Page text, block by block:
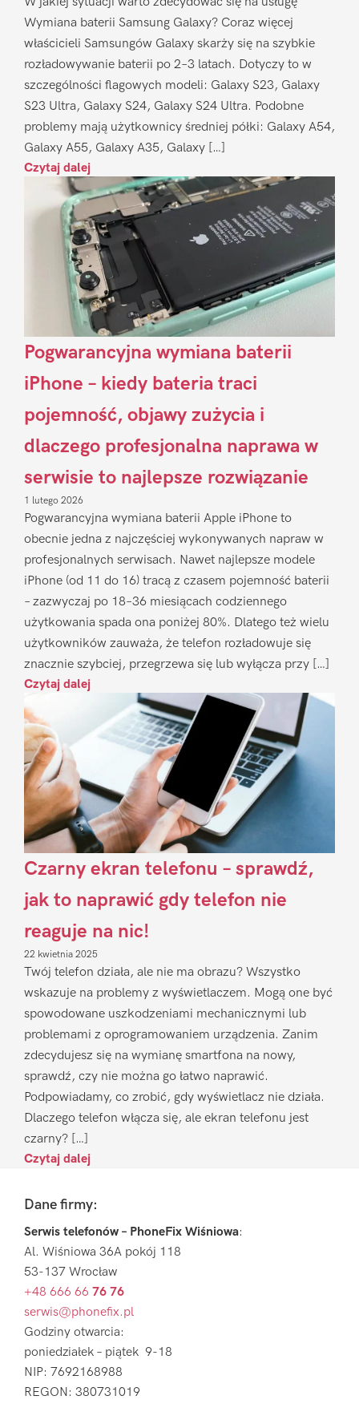
Wymiana baterii Samsung Galaxy? Coraz więcej
właścicieli Samsungów Galaxy skarży się na szybkie
rozładowywanie baterii po 2–3 latach. Dotyczy to w
szczególności flagowych modeli: Galaxy S23, Galaxy
S23 Ultra, Galaxy S24, Galaxy S24 Ultra. Podobne
problemy mają użytkownicy średniej półki: Galaxy A54,
Galaxy A55, Galaxy A35, Galaxy […]
Czytaj dalej
Pogwarancyjna wymiana baterii
iPhone – kiedy bateria traci
pojemność, objawy zużycia i
dlaczego profesjonalna naprawa w
serwisie to najlepsze rozwiązanie
1 lutego 2026
Pogwarancyjna wymiana baterii Apple iPhone to
obecnie jedna z najczęściej wykonywanych napraw w
profesjonalnych serwisach. Nawet najlepsze modele
iPhone (od 11 do 16) tracą z czasem pojemność baterii
– zazwyczaj po 18–36 miesiącach codziennego
użytkowania spada ona poniżej 80%. Dlatego też wielu
użytkowników zauważa, że telefon rozładowuje się
znacznie szybciej, przegrzewa się lub wyłącza przy […]
Czytaj dalej
Czarny ekran telefonu – sprawdź,
jak to naprawić gdy telefon nie
reaguje na nic!
22 kwietnia 2025
Twój telefon działa, ale nie ma obrazu? Wszystko
wskazuje na problemy z wyświetlaczem. Mogą one być
spowodowane uszkodzeniami mechanicznymi lub
problemami z oprogramowaniem urządzenia. Zanim
zdecydujesz się na wymianę smartfona na nowy,
sprawdź, czy nie można go łatwo naprawić.
Podpowiadamy, co zrobić, gdy wyświetlacz nie działa.
Dlaczego telefon włącza się, ale ekran telefonu jest
czarny? […]
Czytaj dalej
FooterDane firmy:
Serwis telefonów – PhoneFix Wiśniowa:
Al. Wiśniowa 36A pokój 118
53-137 Wrocław
+48 666 66 76 76
serwis@phonefix.pl
Godziny otwarcia:
poniedziałek – piątek 9-18
NIP: 7692168988
REGON: 380731019